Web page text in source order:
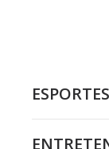
ESPORTES